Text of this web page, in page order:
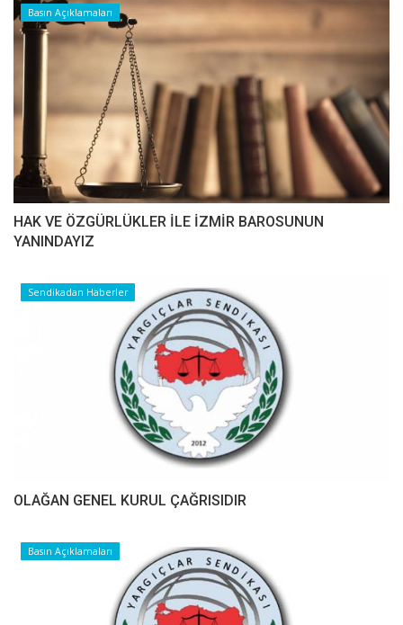
Basın Açıklamaları
HAK VE ÖZGÜRLÜKLER İLE İZMİR BAROSUNUN
YANINDAYIZ
Sendikadan Haberler
OLAĞAN GENEL KURUL ÇAĞRISIDIR
Basın Açıklamaları